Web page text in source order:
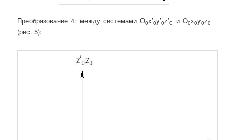
Преобразование 4: между системами О0x’0y’0z’0 и O0x0y0z0
(рис. 5):